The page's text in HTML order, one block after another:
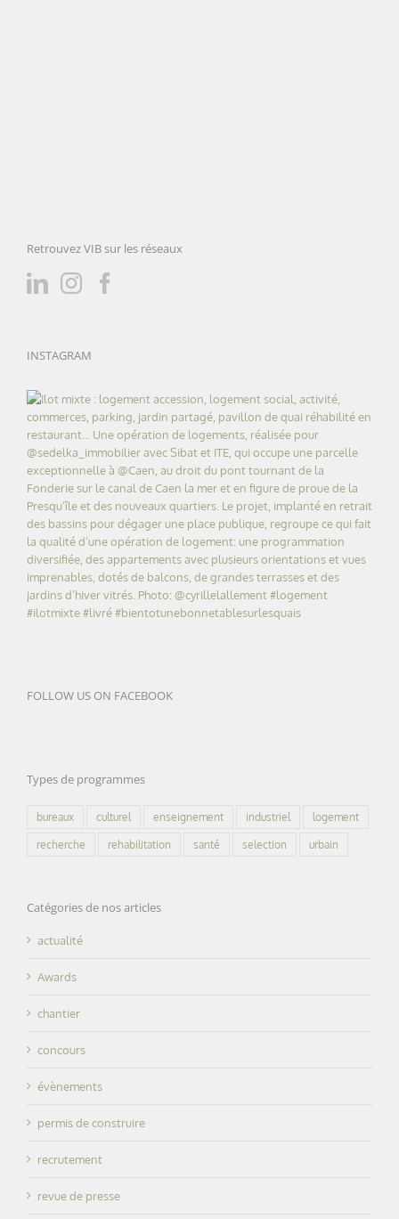
Retrouvez VIB sur les réseaux
INSTAGRAM
FOLLOW US ON FACEBOOK
Types de programmes
bureaux culturel enseignement industriel logement
recherche rehabilitation santé selection urbain
Catégories de nos articles
actualité
Awards
chantier
concours
évènements
permis de construire
recrutement
revue de presse